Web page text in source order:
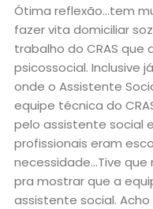
Ótima reflexão…tem
fazer vita domiciliar
trabalho do CRAS que
psicossocial. Inclusive
onde o Assistente
equipe técnica do
pelo assistente social
profissionais eram
necessidade…Tive que
pra mostrar que a
assistente social.